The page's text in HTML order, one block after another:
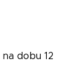
na dobu 12